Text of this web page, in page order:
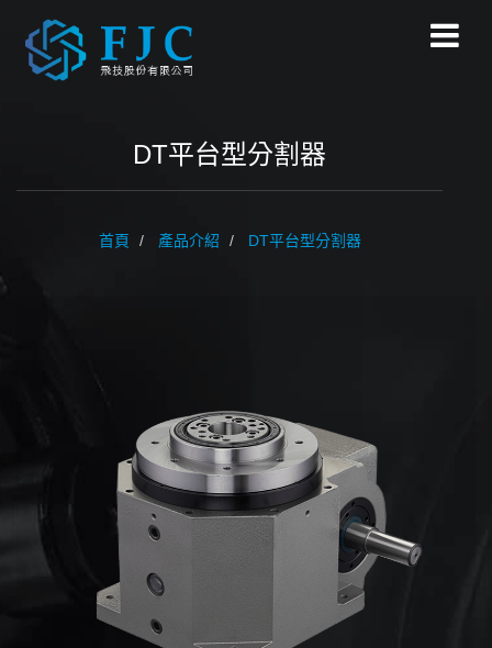
DT平台型分割器
首頁 產品介紹 DT平台型分割器